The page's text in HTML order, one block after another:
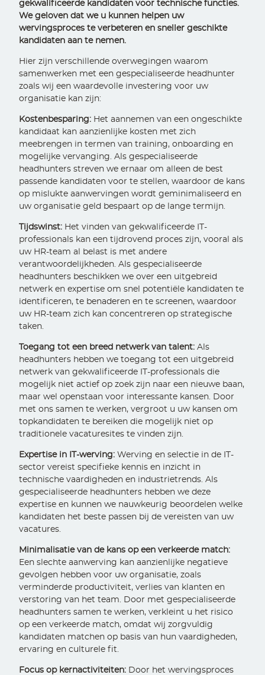
gekwalificeerde kandidaten voor technische functies.
We geloven dat we u kunnen helpen uw
wervingsproces te verbeteren en sneller geschikte
kandidaten aan te nemen.
Hier zijn verschillende overwegingen waarom
samenwerken met een gespecialiseerde headhunter
zoals wij een waardevolle investering voor uw
organisatie kan zijn:
Kostenbesparing: Het aannemen van een ongeschikte
kandidaat kan aanzienlijke kosten met zich
meebrengen in termen van training, onboarding en
mogelijke vervanging. Als gespecialiseerde
headhunters streven we ernaar om alleen de best
passende kandidaten voor te stellen, waardoor de kans
op mislukte aanwervingen wordt geminimaliseerd en
uw organisatie geld bespaart op de lange termijn.
Tijdswinst: Het vinden van gekwalificeerde IT-
professionals kan een tijdrovend proces zijn, vooral als
uw HR-team al belast is met andere
verantwoordelijkheden. Als gespecialiseerde
headhunters beschikken we over een uitgebreid
netwerk en expertise om snel potentiële kandidaten te
identificeren, te benaderen en te screenen, waardoor
uw HR-team zich kan concentreren op strategische
taken.
Toegang tot een breed netwerk van talent: Als
headhunters hebben we toegang tot een uitgebreid
netwerk van gekwalificeerde IT-professionals die
mogelijk niet actief op zoek zijn naar een nieuwe baan,
maar wel openstaan voor interessante kansen. Door
met ons samen te werken, vergroot u uw kansen om
topkandidaten te bereiken die mogelijk niet op
traditionele vacaturesites te vinden zijn.
Expertise in IT-werving: Werving en selectie in de IT-
sector vereist specifieke kennis en inzicht in
technische vaardigheden en industrietrends. Als
gespecialiseerde headhunters hebben we deze
expertise en kunnen we nauwkeurig beoordelen welke
kandidaten het beste passen bij de vereisten van uw
vacatures.
Minimalisatie van de kans op een verkeerde match:
Een slechte aanwerving kan aanzienlijke negatieve
gevolgen hebben voor uw organisatie, zoals
verminderde productiviteit, verlies van klanten en
verstoring van het team. Door met gespecialiseerde
headhunters samen te werken, verkleint u het risico
op een verkeerde match, omdat wij zorgvuldig
kandidaten matchen op basis van hun vaardigheden,
ervaring en culturele fit.
Focus op kernactiviteiten: Door het wervingsproces